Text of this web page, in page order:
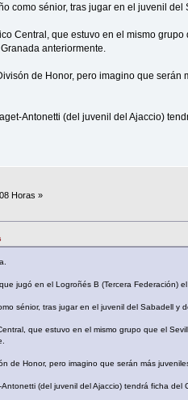
como sénior, tras jugar en el juvenil del
Central, que estuvo en el mismo
anteriormente.
de Honor, pero imagino que serán
Antonetti (del juvenil del Ajaccio)
Horas »
jugó en el Logroñés B (Tercera Federación)
sénior, tras jugar en el juvenil del Sabadell y
que estuvo en el mismo grupo que el
de Honor, pero imagino que serán más
(del juvenil del Ajaccio) tendrá ficha